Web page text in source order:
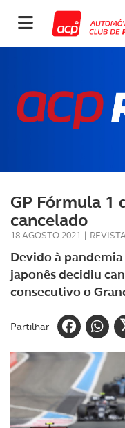
GP Fórmula 1
cancelado
18 AGOSTO 2021 |
Devido à
japonês decidiu
consecutivo o
Partilhar